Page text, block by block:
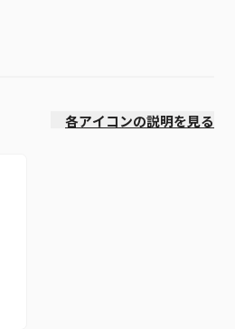
各アイコンの説明を見る